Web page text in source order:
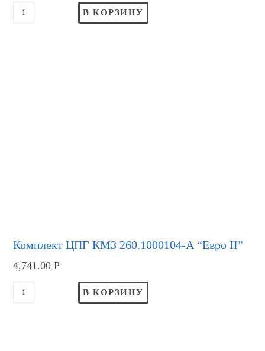
В КОРЗИНУ
Комплект ЦПГ КМЗ 260.1000104-А “Евро II”
4,741.00Р
В КОРЗИНУ